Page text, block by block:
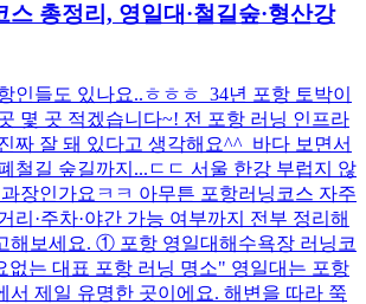
스 총정리, 영일대·철길숲·형산강
인들도 있나요..ㅎㅎㅎ 34년 포항 토박이
몇 곳 적겠습니다~! 전 포항 러닝 인프라
짜 잘 돼 있다고 생각해요^^ 바다 보면서
철길 숲길까지...ㄷㄷ 서울 한강 부럽지 않
장인가요ㅋㅋ 아무튼 포항러닝코스 자주
리·주차·야간 가능 여부까지 전부 정리해
해보세요. ① 포항 영일대해수욕장 러닝코
없는 대표 포항 러닝 명소" 영일대는 포항
서 제일 유명한 곳이에요. 해변을 따라 쭉